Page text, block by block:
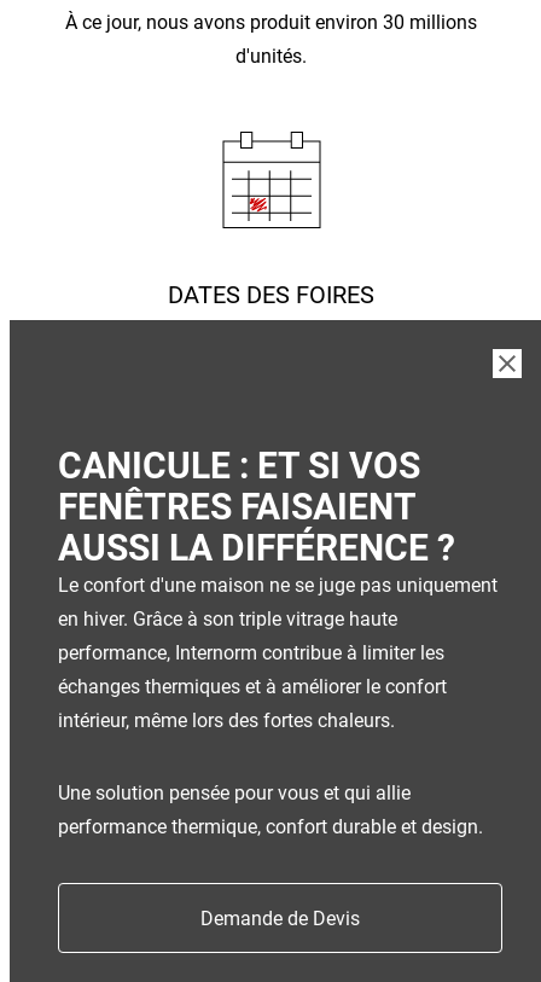
À ce jour, nous avons produit environ 30 millions
d'unités.
98 % DE NOS CLIENTS SONT SATISFAITS
accompagnement de qualité - un aspect très apprécié
par nos clients. 98 % d'entre eux recommanderaient
Enquête de satisfaction SPECTRA (2026)
DATES DES FOIRES
CANICULE : ET SI VOS
FENÊTRES FAISAIENT
AUSSI LA DIFFÉRENCE ?
Le confort d'une maison ne se juge pas uniquement
en hiver. Grâce à son triple vitrage haute
performance, Internorm contribue à limiter les
échanges thermiques et à améliorer le confort
intérieur, même lors des fortes chaleurs.
Une solution pensée pour vous et qui allie
performance thermique, confort durable et design.